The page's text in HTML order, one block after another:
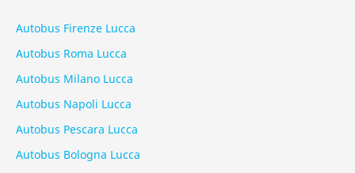
Autobus Firenze Lucca
Autobus Roma Lucca
Autobus Milano Lucca
Autobus Napoli Lucca
Autobus Pescara Lucca
Autobus Bologna Lucca